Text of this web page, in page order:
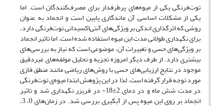
توت‌فرنگی یکی از میوه‌های پر‌طرفدار برای مصرف‌کنندگان است. اما
یکی از مشکلات اساسی آن ماندگاری پایین است و انجماد به عنوان
روشی که اثرگذاری اندکی بر ویژگی‌های آنتی‌اکسیدانی توت‌فرنگی دارد،
برای نگهداری طولانی مدت این میوه استفاده شده است. اما تاثیر انجماد
بر ویژگی‌های حسی و تغییرات آن، موضوعی است که نیاز به بررسی‌های
بیشتری دارد. از طرف دیگر امروزه تجزیه و تحلیل مولفه‌های غیر‌دقیق
موجود در نتایج ارزیابی‌های حسی با روش‌های ریاضی مانند منطق فازی
مورد توجه قرار گرفته است. لذا در این پژوهش ابتدا میوه‌ی توت‌فرنگی
در مدت شش ماه و در دمای 2±18- در فریزر نگهداری شد و تاثیر
انجماد بر روی این میوه پس از آبگیری بررسی شد. در زمان‌های 0، 3،